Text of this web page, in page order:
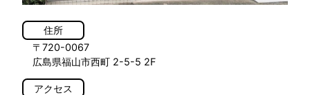
住所
〒720-0067
広島県福山市西町 2-5-5 2F
アクセス